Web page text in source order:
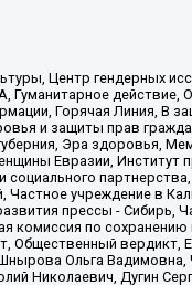
Центр гендерных
действие,
Горячая Линия, В
и защиты прав
Эра здоровья,
Евразии, Институт
учреждение в
прессы - Сибирь,
по
вердикт,
Ольга
Николаевич, Дугин